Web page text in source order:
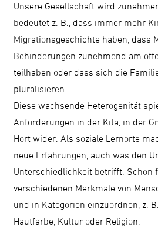
Unsere Gesellschaft wird
bedeutet z. B., dass immer mehr
Migrationsgeschichte haben, dass
Behinderungen zunehmend am
teilhaben oder dass sich die
pluralisieren.
Diese wachsende Heterogenität
Anforderungen in der Kita, in der
Hort wider. Als soziale Lernorte
neue Erfahrungen, auch was den
Unterschiedlichkeit betrifft. Schon
verschiedenen Merkmale von
und in Kategorien einzuordnen, z.
Hautfarbe, Kultur oder Religion.